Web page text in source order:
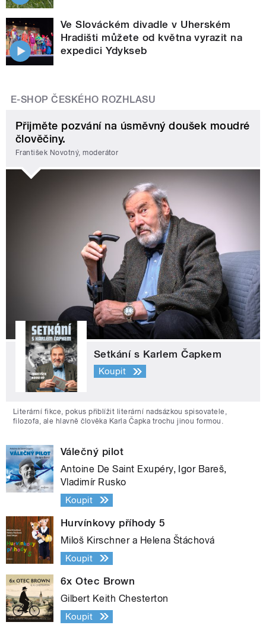
Ve Slováckém divadle v Uherském
Hradišti můžete od května vyrazit na
expedici Ydykseb
E-SHOP ČESKÉHO ROZHLASU
Přijměte pozvání na úsměvný doušek moudré
člověčiny.
František Novotný, moderátor
Setkání s Karlem Čapkem
Koupit
Literární fikce, pokus přiblížit literární nadsázkou spisovatele,
filozofa, ale hlavně člověka Karla Čapka trochu jinou formou.
Válečný pilot
Antoine De Saint Exupéry, Igor Bareš,
Vladimír Rusko
Koupit
Hurvínkovy příhody 5
Miloš Kirschner a Helena Štáchová
Koupit
6x Otec Brown
Gilbert Keith Chesterton
Koupit